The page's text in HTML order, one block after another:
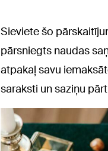
Sieviete šo
pārsniegts naudas
atpakaļ savu
saraksti un saziņu